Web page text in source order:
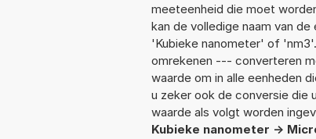
meeteenheid die moet
kan de volledige naam van
'Kubieke nanometer' of
omrekenen --- converteren
waarde om in alle eenheden
u zeker ook de conversie die
waarde als volgt worden
Kubieke nanometer ->